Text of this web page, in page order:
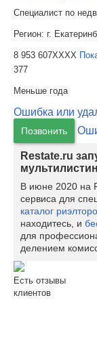
Специалист по
Регион: г.
8 953 607XXXX
377
Меньше года
Ошибка или
Позвонить
Restate.ru
В июне 2020 на
сервиса для
каталог
находитесь, и
для
делением
Есть отзывы
клиентов